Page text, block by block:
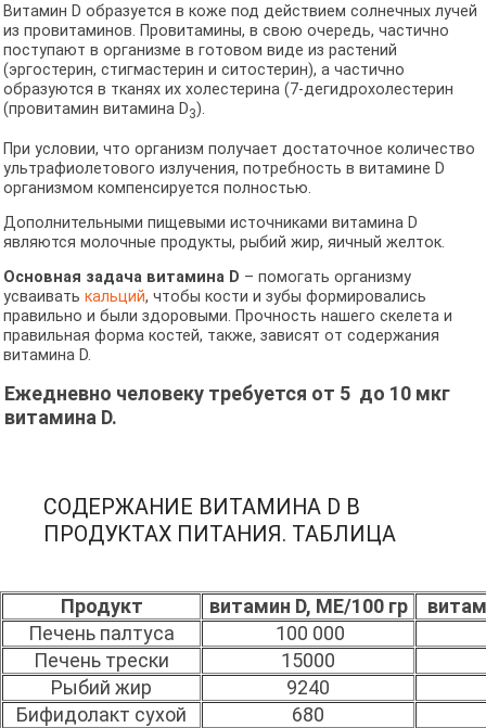
Витамин D образуется в коже под действием солнечных лучей
из провитаминов. Провитамины, в свою очередь, частично
поступают в организме в готовом виде из растений
(эргостерин, стигмастерин и ситостерин), а частично
образуются в тканях их холестерина (7-дегидрохолестерин
(провитамин витамина D3).
При условии, что организм получает достаточное количество
ультрафиолетового излучения, потребность в витамине D
организмом компенсируется полностью.
Дополнительными пищевыми источниками витамина D
являются молочные продукты, рыбий жир, яичный желток.
Основная задача витамина D – помогать организму
усваивать кальций, чтобы кости и зубы формировались
правильно и были здоровыми. Прочность нашего скелета и
правильная форма костей, также, зависят от содержания
витамина D.
Ежедневно человеку требуется от 5 до 10 мкг
витамина D.
СОДЕРЖАНИЕ ВИТАМИНА D В
ПРОДУКТАХ ПИТАНИЯ. ТАБЛИЦА
Продукт витамин D, ME/100 гр
Печень палтуса
100 000
Печень трески
15000
Рыбий жир
9240
Бифидолакт сухой
680